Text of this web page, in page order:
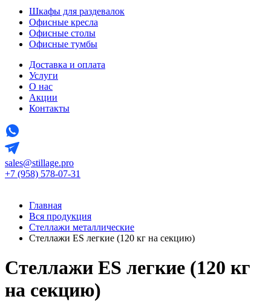
Шкафы для раздевалок
Офисные кресла
Офисные столы
Офисные тумбы
Доставка и оплата
Услуги
О нас
Акции
Контакты
sales@stillage.pro
+7 (958) 578-07-31
Главная
Вся продукция
Стеллажи металлические
Стеллажи ES легкие (120 кг на секцию)
Стеллажи ES легкие (120 кг
на секцию)